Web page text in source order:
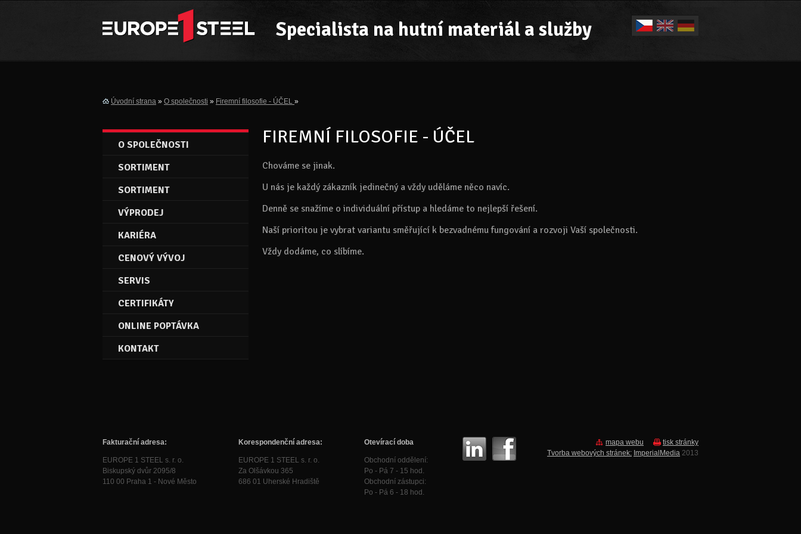
Specialista na hutní materiál a služby
Úvodní strana » O společnosti » Firemní filosofie - ÚČEL »
O SPOLEČNOSTI
SORTIMENT
SORTIMENT
VÝPRODEJ
KARIÉRA
CENOVÝ VÝVOJ
SERVIS
CERTIFIKÁTY
ONLINE POPTÁVKA
KONTAKT
FIREMNÍ FILOSOFIE - ÚČEL
Chováme se jinak.
U nás je každý zákazník jedinečný a vždy uděláme něco navíc.
Denně se snažíme o individuální přístup a hledáme to nejlepší řešení.
Naší prioritou je vybrat variantu směřující k bezvadnému fungování a rozvoji Vaší společnosti.
Vždy dodáme, co slíbíme.
Fakturační adresa:
EUROPE 1 STEEL s. r. o.
Biskupský dvůr 2095/8
110 00 Praha 1 - Nové Město
Korespondenční adresa:
EUROPE 1 STEEL s. r. o.
Za Olšávkou 365
686 01 Uherské Hradiště
Otevírací doba
Obchodní oddělení:
Po - Pá 7 - 15 hod.
Obchodní zástupci:
Po - Pá 6 - 18 hod.
mapa webu
tisk stránky
Tvorba webových stránek: ImperialMedia 2013